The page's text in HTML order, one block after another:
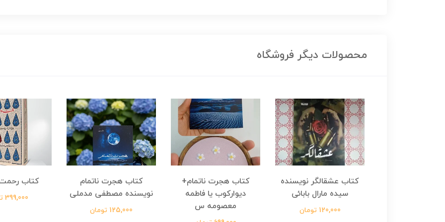
محصولات دیگر فروشگاه
کتاب عشقالگر نویسنده
سیده مارال بابائی
120,000 تومان
کتاب هجرت ناتمام+
دیوارکوب یا فاطمه
معصومه س
کتاب هجرت ناتمام
نویسنده مصطفی مدملی
125,000 تومان
کتاب
399,000 تومان